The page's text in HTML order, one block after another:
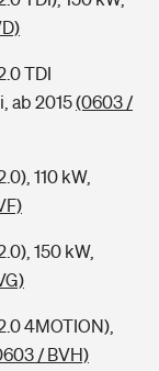
TDI
ab 2015(0603 /
110 kW,
150 kW,
4MOTION),
/ BVH)